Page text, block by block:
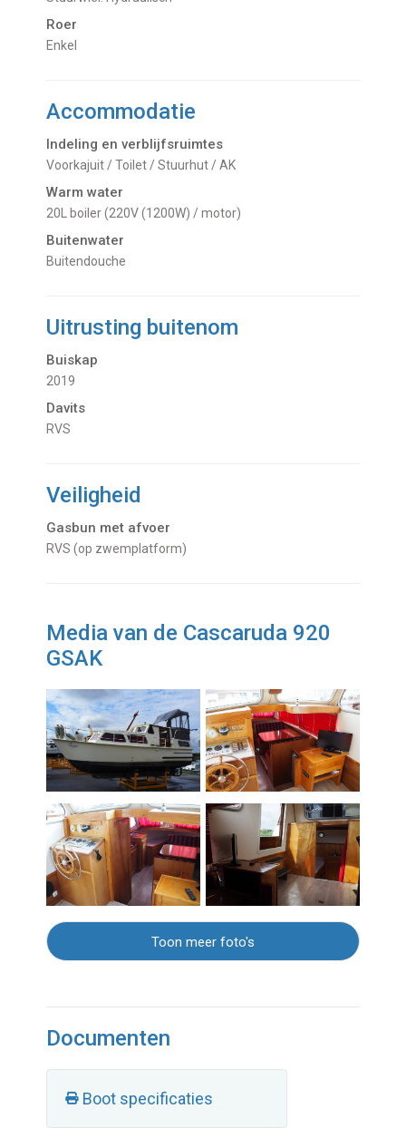
Roer
Enkel
Accommodatie
Indeling en verblijfsruimtes
Voorkajuit / Toilet / Stuurhut / AK
Warm water
20L boiler (220V (1200W) / motor)
Buitenwater
buitendouche
Uitrusting buitenom
Buiskap
2019
Davits
RVS
Veiligheid
Gasbun met afvoer
RVS (op zwemplatform)
Media van de Cascaruda 920
GSAK
Toon meer foto's
Documenten
Boot specificaties